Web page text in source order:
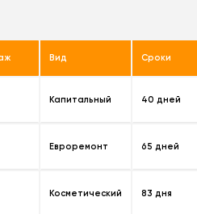
Вид Сроки
Капитальный 40 дней
Евроремонт 65 дней
Косметический 83 дня